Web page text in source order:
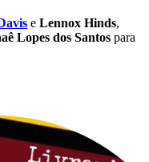
e Lennox Hinds,
Lopes dos Santos para